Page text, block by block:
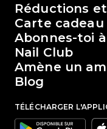
Le monde de
Réductions
Carte cadeau
Abonnes-toi
Nail Club
Amène un
Blog
TÉLÉCHARGER
Google